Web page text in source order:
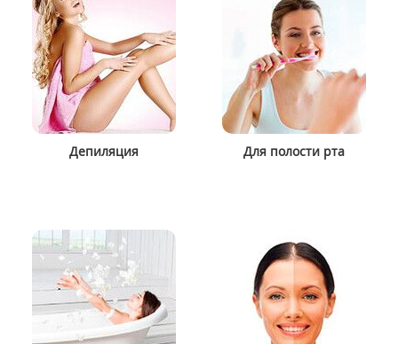
Депиляция Для полости рта